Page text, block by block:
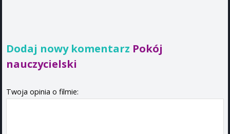
Dodaj nowy komentarz Pokój
nauczycielski
Twoja opinia o filmie: